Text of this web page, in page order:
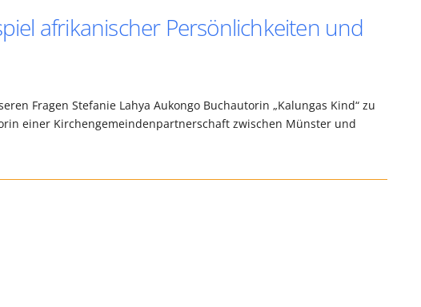
afrikanischer Persönlichkeiten und
Fragen Stefanie Lahya Aukongo Buchautorin „Kalungas Kind“ zu
einer Kirchengemeindenpartnerschaft zwischen Münster und